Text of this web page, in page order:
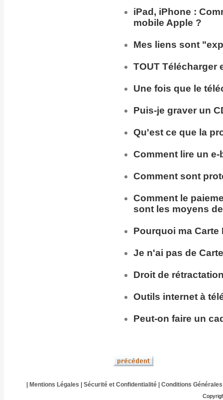
iPad, iPhone :
mobile Apple ?
Mes liens sont
TOUT Télécharger
Une fois que le
Puis-je graver un
Qu'est ce que la
Comment lire un
Comment sont
Comment le
sont les moyens
Pourquoi ma Carte
Je n'ai pas de
Droit de
Outils internet à
Peut-on faire un
Mentions Légales Sécurité et Confidentialité| Conditions Générales